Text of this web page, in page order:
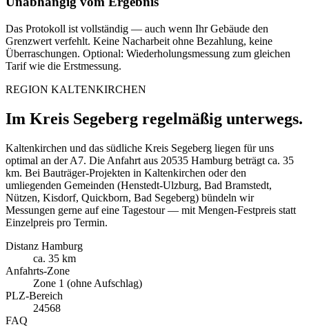
Das Protokoll ist vollständig — auch wenn Ihr Gebäude den
Grenzwert verfehlt. Keine Nacharbeit ohne Bezahlung, keine
Überraschungen. Optional: Wiederholungsmessung zum gleichen
Tarif wie die Erstmessung.
REGION KALTENKIRCHEN
Im Kreis Segeberg regelmäßig unterwegs.
Kaltenkirchen und das südliche Kreis Segeberg liegen für uns
optimal an der A7. Die Anfahrt aus 20535 Hamburg beträgt ca. 35
km. Bei Bauträger-Projekten in Kaltenkirchen oder den
umliegenden Gemeinden (Henstedt-Ulzburg, Bad Bramstedt,
Nützen, Kisdorf, Quickborn, Bad Segeberg) bündeln wir
Messungen gerne auf eine Tagestour — mit Mengen-Festpreis statt
Einzelpreis pro Termin.
Distanz Hamburg
ca. 35 km
Anfahrts-Zone
Zone 1 (ohne Aufschlag)
PLZ-Bereich
24568
FAQ